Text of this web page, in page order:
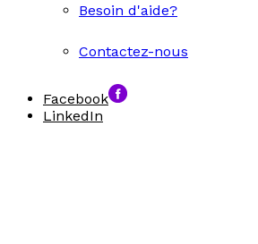
Besoin d'aide?
Contactez-nous
Facebook
LinkedIn